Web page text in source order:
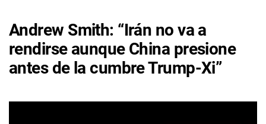
Andrew Smith: “Irán no va a
rendirse aunque China presione
antes de la cumbre Trump-Xi”